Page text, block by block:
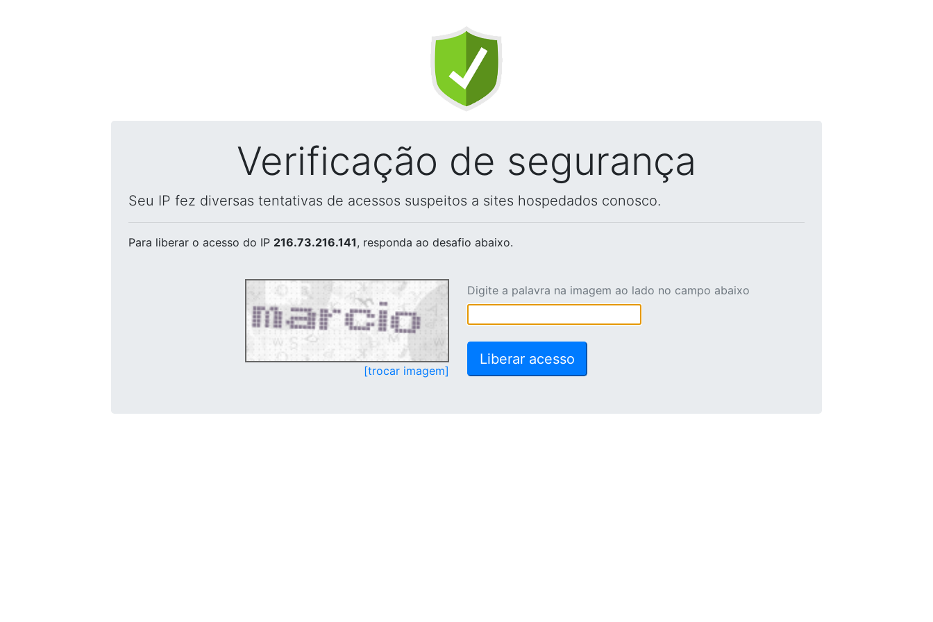
Verificação de segurança
Seu IP fez diversas tentativas de acessos suspeitos a sites hospedados conosco.
Para liberar o acesso do IP 216.73.216.141, responda ao desafio abaixo.
[trocar imagem]
Digite a palavra na imagem ao lado no campo abaixo